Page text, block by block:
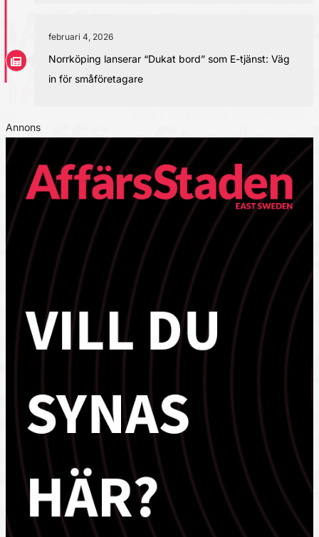
februari 4, 2026
Norrköping lanserar “Dukat bord” som E-tjänst: Väg
in för småföretagare
Annons